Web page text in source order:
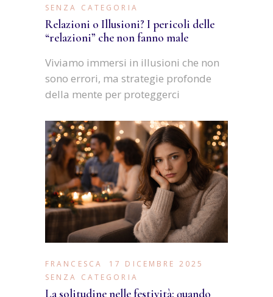
SENZA CATEGORIA
Relazioni o Illusioni? I pericoli delle
“relazioni” che non fanno male
Viviamo immersi in illusioni che non
sono errori, ma strategie profonde
della mente per proteggerci
FRANCESCA
17 DICEMBRE 2025
SENZA CATEGORIA
La solitudine nelle festività: quando